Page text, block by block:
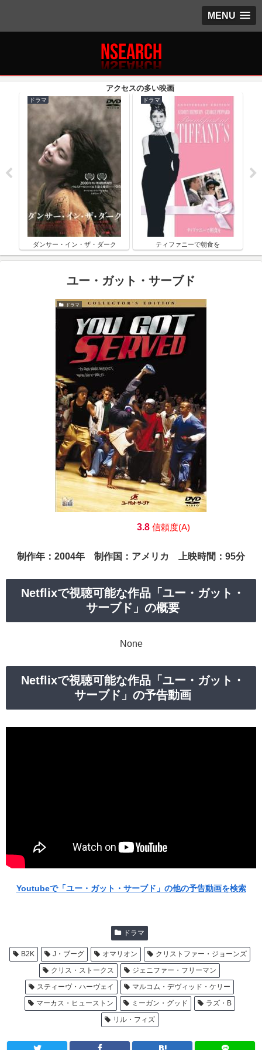
MENU
ドラマ
ダンサー・イン・ザ・ダーク
ドラマ
ティファニーで朝食を
ユー・ガット・サーブド
ドラマ
3.8信頼度(A)
制作年：2004年 制作国：アメリカ 上映時間：95分
Netflixで視聴可能な作品「ユー・ガット・
サーブド」の概要
None
Netflixで視聴可能な作品「ユー・ガット・
サーブド」の予告動画
Youtubeで「ユー・ガット・サーブド」の他の予告動画を検索
ドラマ
B2K J・ブーグ オマリオン
クリストファー・ジョーンズ
クリス・ストークス
ジェニファー・フリーマン
スティーヴ・ハーヴェイ
マルコム・デヴィッド・ケリー
マーカス・ヒューストン
ミーガン・グッド
ラズ・B
リル・フィズ